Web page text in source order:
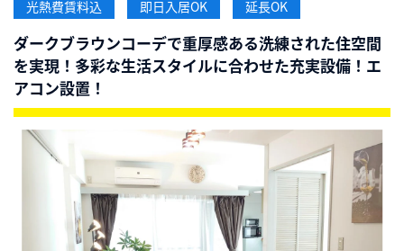
光熱費賃料込
即日入居OK 延長OK
ダークブラウンコーデで重厚感ある洗練された住空間
を実現！多彩な生活スタイルに合わせた充実設備！エ
アコン設置！